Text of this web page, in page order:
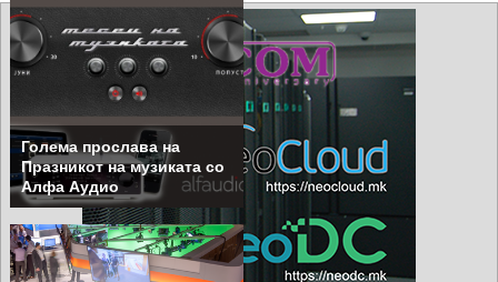
Голема прослава на
Празникот на музиката со
Алфа Аудио